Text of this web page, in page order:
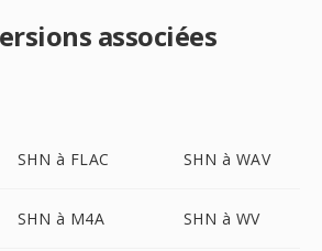
associées
SHN à FLAC SHN à WAV
SHN à M4A SHN à WV